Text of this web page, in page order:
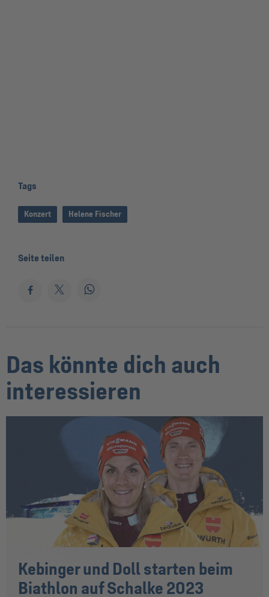
Tags
Konzert Helene Fischer
Seite teilen
Das könnte dich auch
interessieren
Kebinger und Doll starten beim
Biathlon auf Schalke 2023